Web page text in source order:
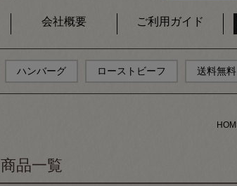
会社概要 ご利用ガイド
ハンバーグ ローストビーフ 送料無料
商品一覧
並び順
レビュー順